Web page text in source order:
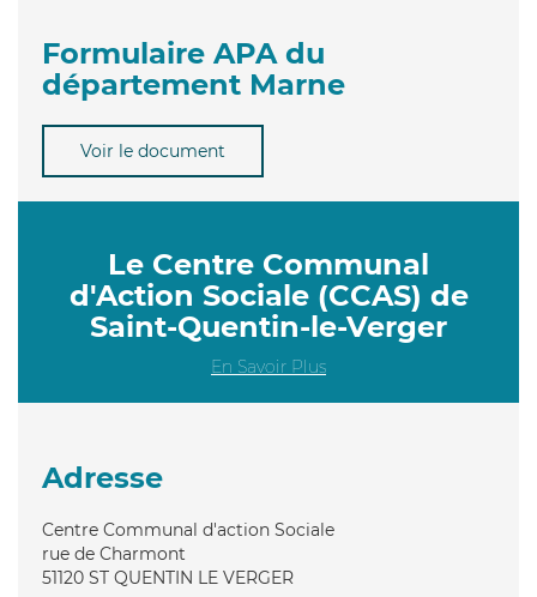
Formulaire APA du
département Marne
Voir le document
Le Centre Communal
d'Action Sociale (CCAS) de
Saint-Quentin-le-Verger
En Savoir Plus
Adresse
Centre Communal d'action Sociale
rue de Charmont
51120 ST QUENTIN LE VERGER